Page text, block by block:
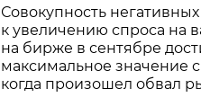
Совокупность
к увеличению спроса на
на бирже в сентябре
максимальное значение
когда произошел обвал